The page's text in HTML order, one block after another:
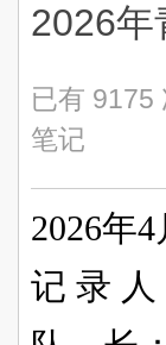
2026
已有 9175
笔记
2026年4
记 录